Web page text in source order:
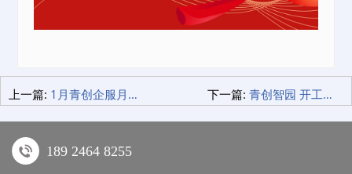
上一篇: 1月青创企服月刊：一站式企业服务月度精选 下一篇: 青创智园 开工大吉 | 新春送福暖园区 服务先行启新程
189 2464 8255